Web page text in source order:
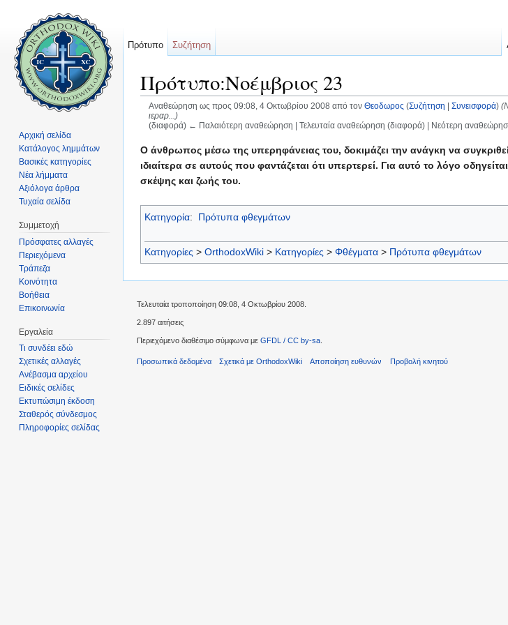
Πρότυπο:Νοέμβριος 23
Αναθεώρηση ως προς 09:08, 4 Οκτωβρίου 2008 από τον Θεοδωρος (Συζήτηση Συνεισφορά)
ιεραρ...)
(διαφορά) ← Παλαιότερη αναθεώρηση | Τελευταία αναθεώρηση (διαφορά) | Νεότερη
Ο άνθρωπος μέσω της υπερηφάνειας του, δοκιμάζει την ανάγκη να
ιδιαίτερα σε αυτούς που φαντάζεται ότι υπερτερεί. Για αυτό το λόγο
σκέψης και ζωής του.
Κατηγορία: Πρότυπα φθεγμάτων
Κατηγορίες > OrthodoxWiki > Κατηγορίες > Φθέγματα > Πρότυπα φθεγμάτων
Πρότυπο Συζήτηση
Αρχική σελίδα
Κατάλογος λημμάτων
Βασικές κατηγορίες
Νέα λήμματα
Αξιόλογα άρθρα
Τυχαία σελίδα
Συμμετοχή
Πρόσφατες αλλαγές
Περιεχόμενα
Τράπεζα
Κοινότητα
Βοήθεια
Επικοινωνία
Εργαλεία
Τι συνδέει εδώ
Σχετικές αλλαγές
Ανέβασμα αρχείου
Ειδικές σελίδες
Εκτυπώσιμη έκδοση
Σταθερός σύνδεσμος
Πληροφορίες σελίδας
Τελευταία τροποποίηση 09:08, 4 Οκτωβρίου 2008.
2.897 αιτήσεις
Περιεχόμενο διαθέσιμο σύμφωνα με GFDL / CC by-sa
Προσωπικά δεδομένα Σχετικά με OrthodoxWiki Αποποίηση ευθυνών Προβολή κινητού